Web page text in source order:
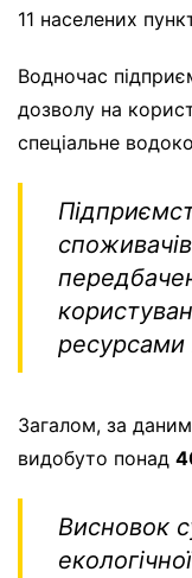
11 населених
Водночас
дозволу на
спеціальне
ресурсами
Загалом, за
видобуто понад
Висновок